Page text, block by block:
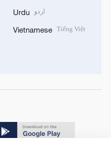
Urdu اردو
Vietnamese Tiếng Việt